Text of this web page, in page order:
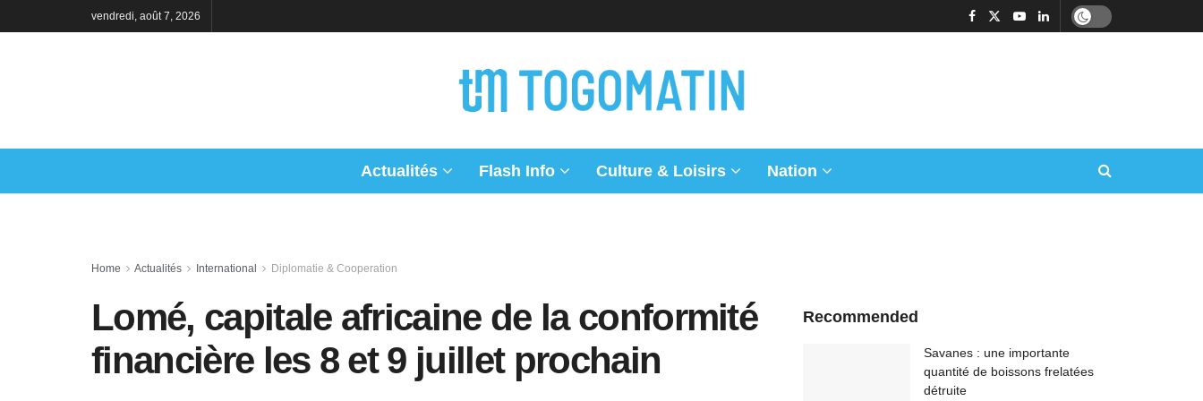
vendredi, août 7, 2026
Actualités Flash Info Culture & Loisirs Nation
Home Actualités International Diplomatie & Cooperation
Lomé, capitale africaine de la conformité
financière les 8 et 9 juillet prochain
Recommended
Savanes : une importante
quantité de boissons frelatées
détruite